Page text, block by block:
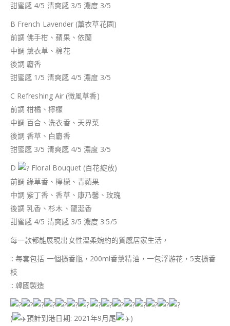
甜蜜感 4/5 清爽感 3/5 濃度 3/5
B French Lavender (薰衣草花園)
前調 佛手柑、蘋果、依蘭
中調 薰衣草、棉花
後調 麝香
甜蜜感 1/5 清爽感 4/5 濃度 3/5
C Refreshing Air (微風草香)
前調 柑橘、檸檬
中調 百合、洗衣香、天界菜
後調 香草、白麝香
甜蜜感 3/5 清爽感 4/5 濃度 3/5
D
Floral Bouquet (百花綻放)
前調 綠草香、檸檬、青蘋果
中調 紫丁香、香草、康乃馨、玫瑰
後調 乳香、杉木、龍涎香
甜蜜感 4/5 清爽感 3/5 濃度 3.5/5
每一款都能展現出女性溫柔婉約的質感居家生活，
:: 每套包括 一個擴香瓶，200ml香薰精油，一包浮游花，5支擴香
枝
:: 韓國製造
( 預計到港日期: 2021年9月尾
)